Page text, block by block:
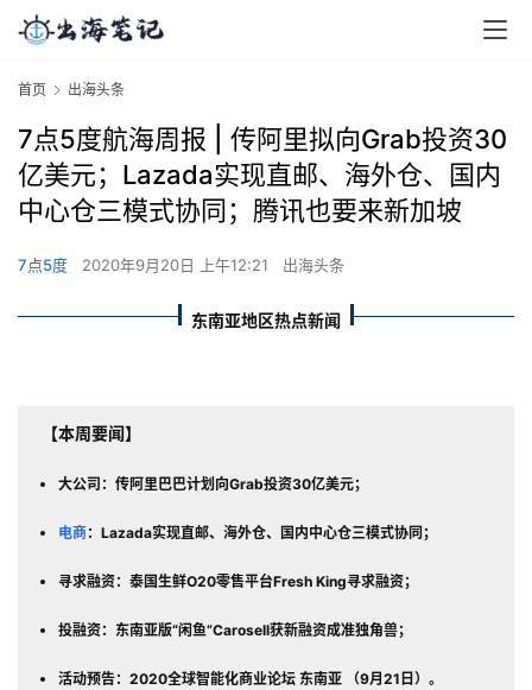
首页 出海头条
7点5度航海周报 | 传阿里拟向Grab投资30
亿美元；Lazada实现直邮、海外仓、国内
中心仓三模式协同；腾讯也要来新加坡
7点5度 2020年9月20日 上午12:21 出海头条
东南亚地区热点新闻
【本周要闻】
大公司：传阿里巴巴计划向Grab投资30亿美元；
电商：Lazada实现直邮、海外仓、国内中心仓三模式协同；
寻求融资：泰国生鲜O20零售平台Fresh King寻求融资；
投融资：东南亚版“闲鱼”Carosell获新融资成准独角兽；
活动预告： 2020全球智能化商业论坛 东南亚 （9月21日）。